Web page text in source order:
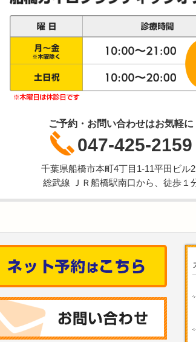
ご予約・お問い合わせはお気軽に
047-425-2159
千葉県船橋市本町4丁目1-11平田ビル
総武線 ＪＲ船橋駅南口から、徒歩１